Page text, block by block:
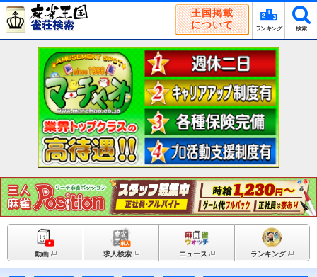
王国掲載
について
ランキング 検索
動画 求人検索 ニュース ランキング